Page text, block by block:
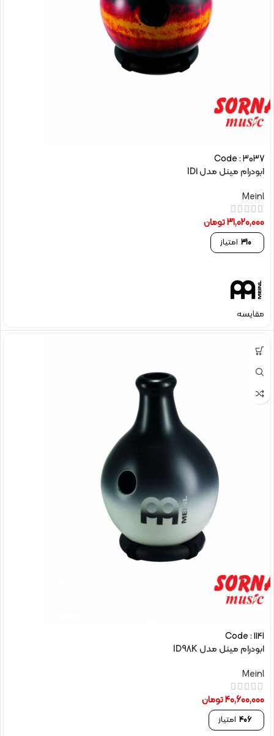
Code : 3037
ابودرام مینل مدل ID1
Meinl
31,020,000تومان
310 امتیاز
مقایسه
Code : 1141
ابودرام مینل مدل ID98K
Meinl
40,600,000تومان
406 امتیاز